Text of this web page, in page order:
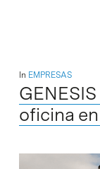
In EMPRESAS
oficina